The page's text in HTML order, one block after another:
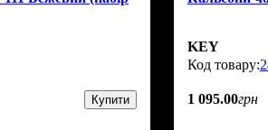
Купити
KEY
1 095.00грн